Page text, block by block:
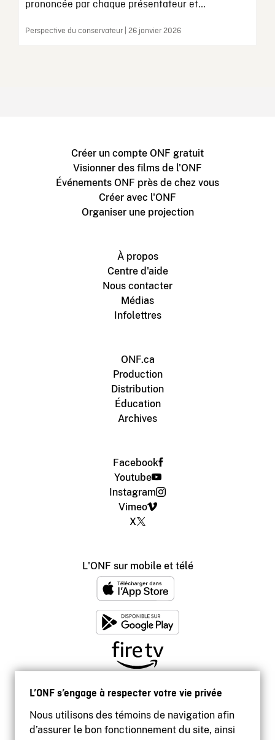
L’ONF s’engage à respecter votre vie privée
Nous utilisons des témoins de navigation afin
d’assurer le bon fonctionnement du site, ainsi
prononcée par chaque présentateur et...
Perspective du conservateur | 26 janvier 2026
Créer un compte ONF gratuit
Visionner des films de l'ONF
Événements ONF près de chez vous
Créer avec l'ONF
Organiser une projection
À propos
Centre d'aide
Nous contacter
Médias
Infolettres
ONF.ca
Production
Distribution
Éducation
Archives
Facebook
Youtube
Instagram
Vimeo
X
L'ONF sur mobile et télé